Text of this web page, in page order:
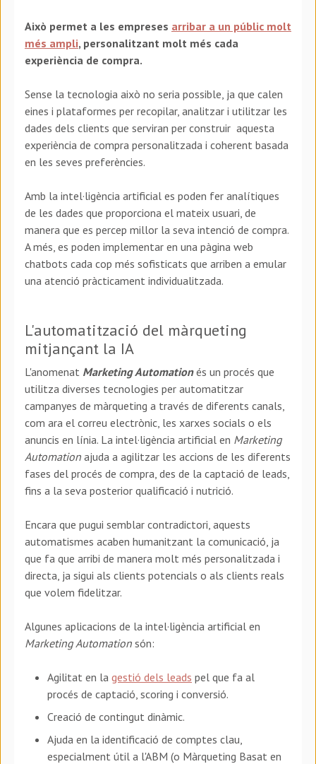
Això permet a les empreses arribar a un públic molt
més ampli, personalitzant molt més cada
experiència de compra.
Sense la tecnologia això no seria possible, ja que calen
eines i plataformes per recopilar, analitzar i utilitzar les
dades dels clients que serviran per construir aquesta
experiència de compra personalitzada i coherent basada
en les seves preferències.
Amb la intel·ligència artificial es poden fer analítiques
de les dades que proporciona el mateix usuari, de
manera que es percep millor la seva intenció de compra.
A més, es poden implementar en una pàgina web
chatbots cada cop més sofisticats que arriben a emular
una atenció pràcticament individualitzada.
L'automatització del màrqueting
mitjançant la IA
L'anomenat Marketing Automation és un procés que
utilitza diverses tecnologies per automatitzar
campanyes de màrqueting a través de diferents canals,
com ara el correu electrònic, les xarxes socials o els
anuncis en línia. La intel·ligència artificial en Marketing
Automation ajuda a agilitzar les accions de les diferents
fases del procés de compra, des de la captació de leads,
fins a la seva posterior qualificació i nutrició.
Encara que pugui semblar contradictori, aquests
automatismes acaben humanitzant la comunicació, ja
que fa que arribi de manera molt més personalitzada i
directa, ja sigui als clients potencials o als clients reals
que volem fidelitzar.
Algunes aplicacions de la intel·ligència artificial en
Marketing Automation són:
Agilitat en la gestió dels leads pel que fa al
procés de captació, scoring i conversió.
Creació de contingut dinàmic.
Ajuda en la identificació de comptes clau,
especialment útil a l'ABM (o Màrqueting Basat en